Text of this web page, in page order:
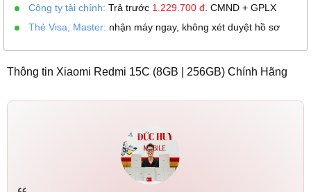
Công ty tài chính: Trả trước 1.229.700 đ . CMND + GPLX
Thẻ Visa, Master: nhận máy ngay, không xét duyệt hồ sơ
Thông tin Xiaomi Redmi 15C (8GB | 256GB) Chính Hãng